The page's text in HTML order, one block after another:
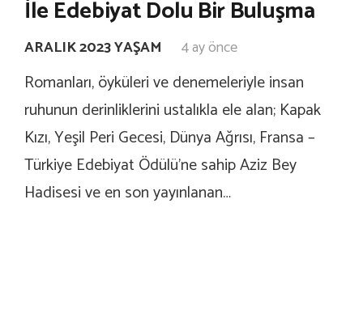
İle Edebiyat Dolu Bir Buluşma
ARALIK 2023 YAŞAM 4 ay önce
Romanları, öyküleri ve denemeleriyle insan
ruhunun derinliklerini ustalıkla ele alan; Kapak
Kızı, Yeşil Peri Gecesi, Dünya Ağrısı, Fransa –
Türkiye Edebiyat Ödülü’ne sahip Aziz Bey
Hadisesi ve en son yayınlanan…